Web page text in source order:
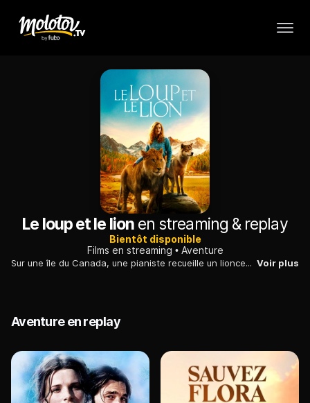
Le loup et le lionen streaming & replay
Bientôt disponible
Films en streaming
Aventure
Sur une île du Canada, une pianiste recueille un lionceau, destiné à la ménagerie d'un cirque, et un louveteau. Les deux animaux deviennent inséparables. Voir plus
Aventure en replay